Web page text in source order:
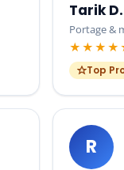
Tarik D.
Portage &
Top
R